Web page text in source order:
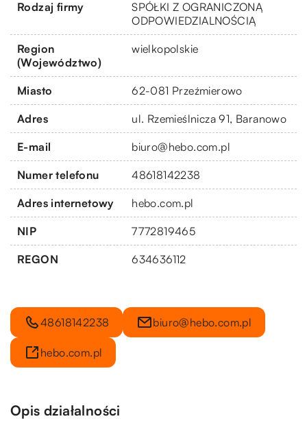
Rodzaj firmy
SPÓŁKI Z OGRANICZONĄ
ODPOWIEDZIALNOŚCIĄ
Region
(Województwo)
wielkopolskie
Miasto 62-081 Przeźmierowo
Adres ul. Rzemieślnicza 91, Baranowo
E-mail biuro@hebo.com.pl
Numer telefonu 48618142238
Adres internetowy hebo.com.pl
NIP 7772819465
REGON 634636112
48618142238 biuro@hebo.com.pl
hebo.com.pl
Opis działalności